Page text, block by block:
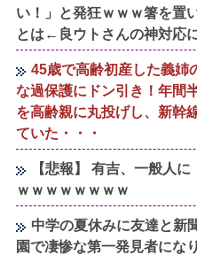
い！」と発狂ｗｗｗ箸を置
とは←良ウトさんの神対応
45歳で高齢初産した義姉
な過保護にドン引き！年間
を高齢親に丸投げし、新幹
ていた・・・
【悲報】 有吉、一般人
ｗｗｗｗｗｗｗｗ
中学の夏休みに友達と新
園で凄惨な第一発見者にな